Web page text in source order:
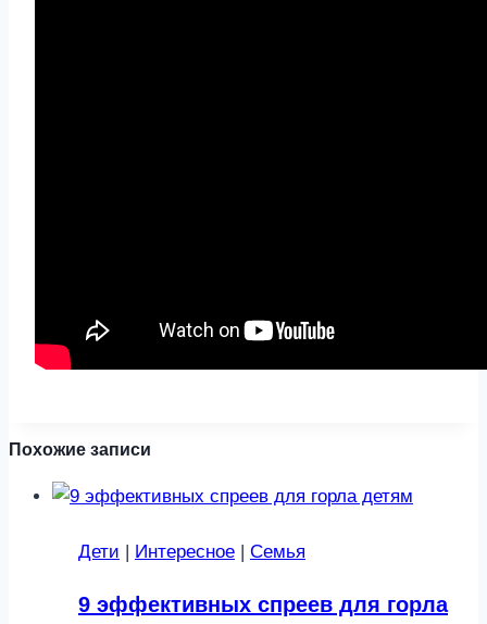
Похожие записи
Дети Интересное Семья
9 эффективных спреев для горла